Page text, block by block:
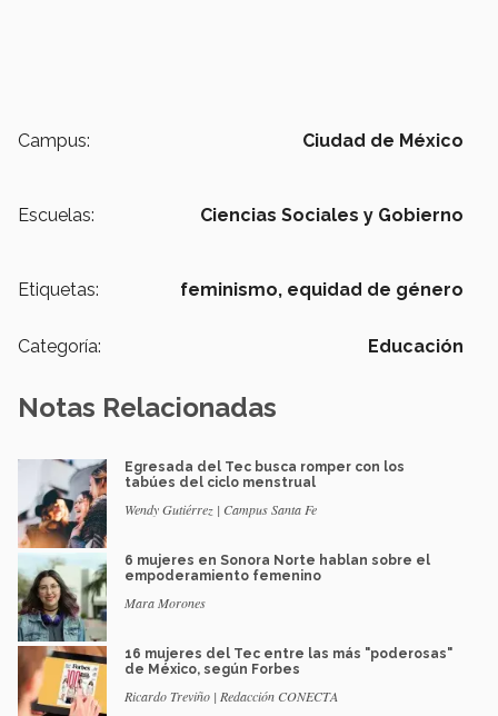
Campus: Ciudad de México
Escuelas: Ciencias Sociales y Gobierno
Etiquetas: feminismo, equidad de género
Categoría: Educación
Notas Relacionadas
Egresada del Tec busca romper con los
tabúes del ciclo menstrual
Wendy Gutiérrez | Campus Santa Fe
6 mujeres en Sonora Norte hablan sobre el
empoderamiento femenino
Mara Morones
16 mujeres del Tec entre las más "poderosas"
de México, según Forbes
Ricardo Treviño | Redacción CONECTA